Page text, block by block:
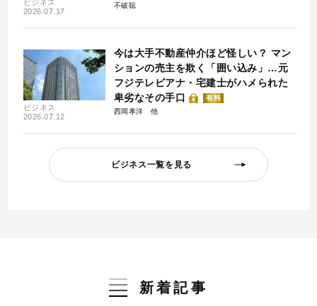
ビジネス
2026.07.17
不破聡
ビジネス
2026.07.12
今は大手不動産仲介ほど怪しい？ マン
ションの売主を欺く「囲い込み」…元
フジテレビアナ・宅建士がハメられた
卑劣なその手口
有料
西岡孝洋
ビジネス一覧を見る
新着記事